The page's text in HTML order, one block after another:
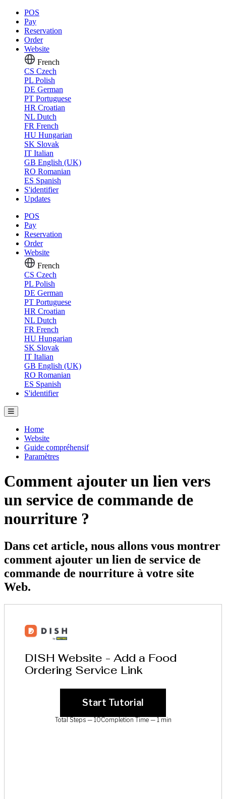
POS
Pay
Reservation
Order
Website
French
CS Czech
PL Polish
DE German
PT Portuguese
HR Croatian
NL Dutch
FR French
HU Hungarian
SK Slovak
IT Italian
GB English (UK)
RO Romanian
ES Spanish
S'identifier
Updates
POS
Pay
Reservation
Order
Website
French
CS Czech
PL Polish
DE German
PT Portuguese
HR Croatian
NL Dutch
FR French
HU Hungarian
SK Slovak
IT Italian
GB English (UK)
RO Romanian
ES Spanish
S'identifier
Home
Website
Guide compréhensif
Paramètres
Comment ajouter un lien vers
un service de commande de
nourriture ?
Dans cet article, nous allons vous montrer
comment ajouter un lien de service de
commande de nourriture à votre site
Web.